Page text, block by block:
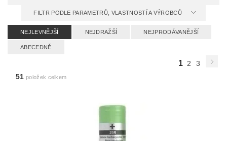
FILTR PODLE PARAMETRŮ, VLASTNOSTÍ A VÝROBCŮ
NEJLEVNĚJŠÍ NEJDRAŽŠÍ NEJPRODÁVANĚJŠÍ
ABECEDNĚ
1 2
3
51 položek celkem